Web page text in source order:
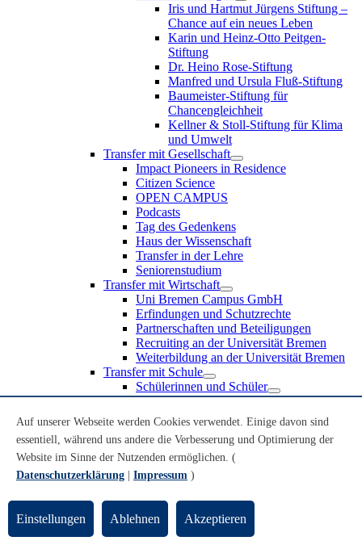
Iris und Hartmut Jürgens Stiftung –
Chance auf ein neues Leben
Karin und Heinz-Otto Peitgen-
Stiftung
Dr. Heino Rose-Stiftung
Manfred und Ursula Fluß-Stiftung
Baumeister-Stiftung für
Chancengleichheit
Kellner & Stoll-Stiftung für Klima
und Umwelt
Transfer mit Gesellschaft
Impact Pioneers in Residence
Citizen Science
OPEN CAMPUS
Podcasts
Tag des Gedenkens
Haus der Wissenschaft
Transfer in der Lehre
Seniorenstudium
Transfer mit Wirtschaft
Uni Bremen Campus GmbH
Erfindungen und Schutzrechte
Partnerschaften und Beteiligungen
Recruiting an der Universität Bremen
Weiterbildung an der Universität Bremen
Transfer mit Schule
Schülerinnen und Schüler
MINT-Schnupperstudium
Schulklassen
Lehrkräfte
Gründungsunterstützung
UniTransfer - Servicestelle für Transferaktivitäten
Transferpreis der Universität Bremen
Innovation & Gründung
Public Engagement
Auf unserer Webseite werden Cookies verwendet. Einige davon sind
essentiell, während uns andere die Verbesserung und Optimierung der
Website im Sinne der Nutzenden ermöglichen. (
Datenschutzerklärung
Impressum )
Einstellungen Ablehnen Akzeptieren